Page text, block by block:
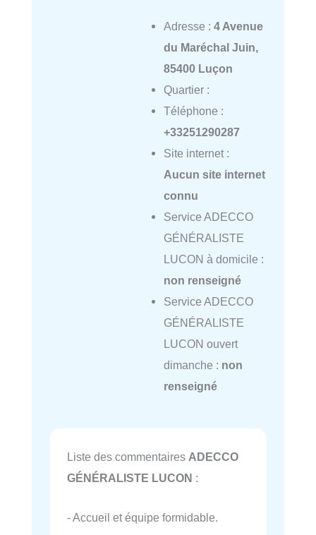
Adresse : 4 Avenue
du Maréchal Juin,
85400 Luçon
Quartier :
Téléphone :
+33251290287
Site internet :
Aucun site internet
connu
Service ADECCO
GÉNÉRALISTE
LUCON à domicile :
non renseigné
Service ADECCO
GÉNÉRALISTE
LUCON ouvert
dimanche : non
renseigné
Liste des commentaires ADECCO
GÉNÉRALISTE LUCON :
- Accueil et équipe formidable.